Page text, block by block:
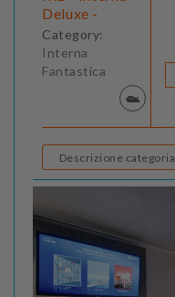
Deluxe -
Category:
Interna
Fantastica
Descrizione categoria